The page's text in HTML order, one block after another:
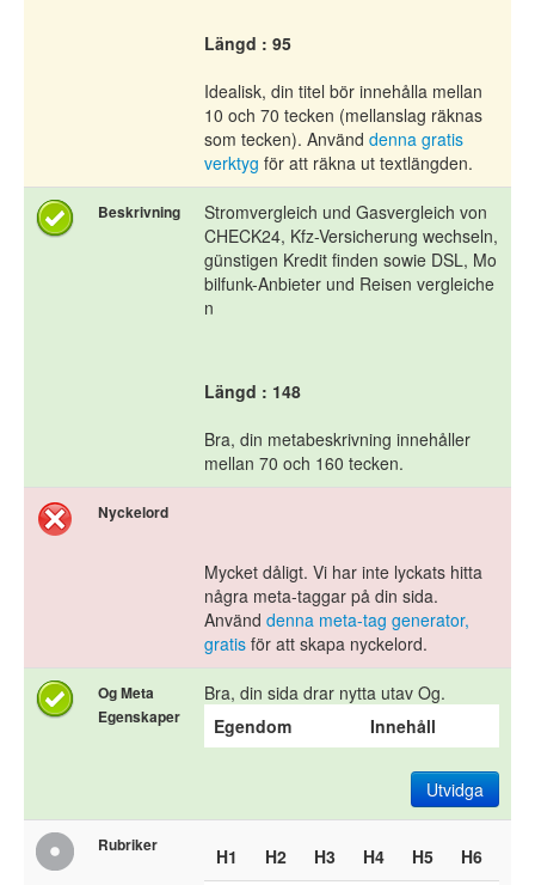
Längd : 95
Idealisk, din titel bör innehålla mellan
10 och 70 tecken (mellanslag räknas
som tecken). Använd denna gratis
verktyg för att räkna ut textlängden.
Beskrivning
Stromvergleich und Gasvergleich von
CHECK24, Kfz-Versicherung wechseln,
günstigen Kredit finden sowie DSL, Mo
bilfunk-Anbieter und Reisen vergleiche
n
Längd : 148
Bra, din metabeskrivning innehåller
mellan 70 och 160 tecken.
Nyckelord
Mycket dåligt. Vi har inte lyckats hitta
några meta-taggar på din sida.
Använd denna meta-tag generator,
gratis för att skapa nyckelord.
Og Meta
Egenskaper
Bra, din sida drar nytta utav Og.
Egendom
Innehåll
Utvidga
Rubriker H1 H2 H3 H4 H5 H6